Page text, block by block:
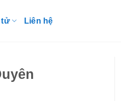
tử Liên hệ